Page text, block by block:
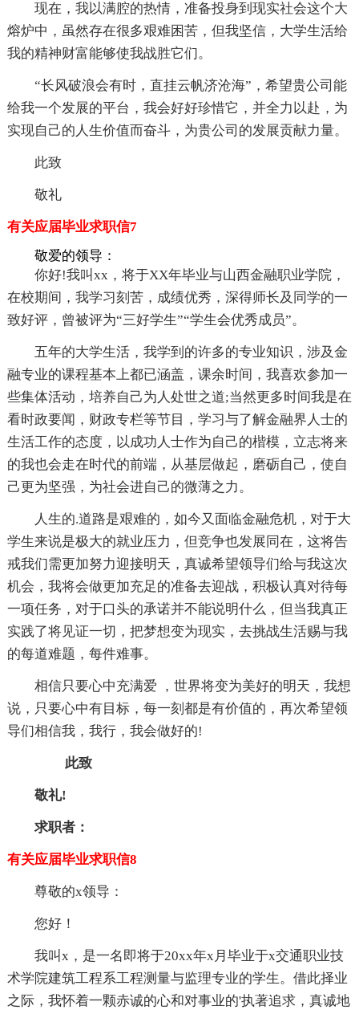
现在，我以满腔的热情，准备投身到现实社会这个大
熔炉中，虽然存在很多艰难困苦，但我坚信，大学生活给
我的精神财富能够使我战胜它们。
“长风破浪会有时，直挂云帆济沧海”，希望贵公司能
给我一个发展的平台，我会好好珍惜它，并全力以赴，为
实现自己的人生价值而奋斗，为贵公司的发展贡献力量。
此致
敬礼
有关应届毕业求职信7
敬爱的领导：
你好!我叫xx，将于XX年毕业与山西金融职业学院，
在校期间，我学习刻苦，成绩优秀，深得师长及同学的一
致好评，曾被评为“三好学生”“学生会优秀成员”。
五年的大学生活，我学到的许多的专业知识，涉及金
融专业的课程基本上都已涵盖，课余时间，我喜欢参加一
些集体活动，培养自己为人处世之道;当然更多时间我是在
看时政要闻，财政专栏等节目，学习与了解金融界人士的
生活工作的态度，以成功人士作为自己的楷模，立志将来
的我也会走在时代的前端，从基层做起，磨砺自己，使自
己更为坚强，为社会进自己的微薄之力。
人生的.道路是艰难的，如今又面临金融危机，对于大
学生来说是极大的就业压力，但竞争也发展同在，这将告
戒我们需更加努力迎接明天，真诚希望领导们给与我这次
机会，我将会做更加充足的准备去迎战，积极认真对待每
一项任务，对于口头的承诺并不能说明什么，但当我真正
实践了将见证一切，把梦想变为现实，去挑战生活赐与我
的每道难题，每件难事。
相信只要心中充满爱 ，世界将变为美好的明天，我想
说，只要心中有目标，每一刻都是有价值的，再次希望领
导们相信我，我行，我会做好的!
此致
敬礼!
求职者：
有关应届毕业求职信8
尊敬的x领导：
您好！
我叫x，是一名即将于20xx年x月毕业于x交通职业技
术学院建筑工程系工程测量与监理专业的学生。借此择业
之际，我怀着一颗赤诚的心和对事业的'执著追求，真诚地